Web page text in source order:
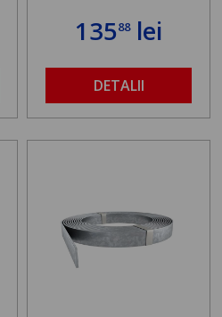
13588lei
DETALII